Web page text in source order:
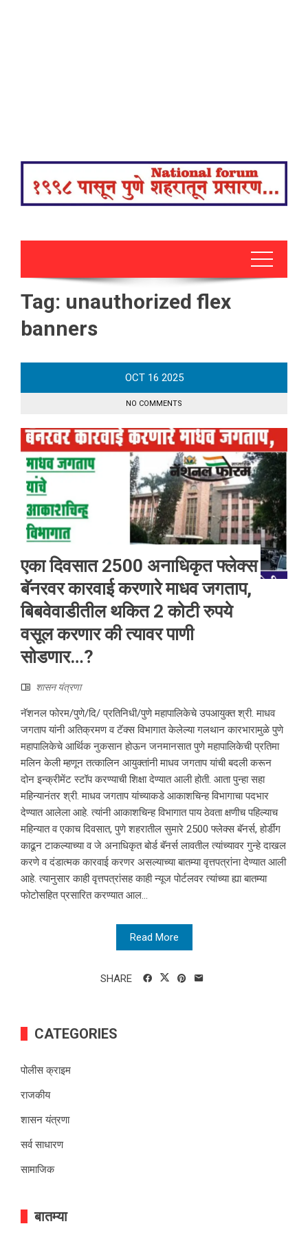
Tag: unauthorized flex
banners
OCT 16 2025
NO COMMENTS
एका दिवसात 2500 अनाधिकृत फ्लेक्स
बॅनरवर कारवाई करणारे माधव जगताप,
बिबवेवाडीतील थकित 2 कोटी रुपये
वसूल करणार की त्यावर पाणी
सोडणार…?
शासन यंत्रणा
नॅशनल फोरम/पुणे/दि/ प्रतिनिधी/पुणे महापालिकेचे उपआयुक्त श्री. माधव
जगताप यांनी अतिक्रमण व टॅक्स विभागात केलेल्या गलथान कारभारामुळे पुणे
महापालिकेचे आर्थिक नुकसान होऊन जनमानसात पुणे महापालिकेची प्रतिमा
मलिन केली म्हणून तत्कालिन आयुक्तांनी माधव जगताप यांची बदली करून
दोन इन्क्रीमेंट स्टॉप करण्याची शिक्षा देण्यात आली होती. आता पुन्हा सहा
महिन्यानंतर श्री. माधव जगताप यांच्याकडे आकाशचिन्ह विभागाचा पदभार
देण्यात आलेला आहे. त्यांनी आकाशचिन्ह विभागात पाय ठेवता क्षणीच पहिल्याच
महिन्यात व एकाच दिवसात, पुणे शहरातील सुमारे 2500 फ्लेक्स बॅनर्स, होर्डींग
काढून टाकल्याच्या व जे अनाधिकृत बोर्ड बॅनर्स लावतील त्यांच्यावर गुन्हे दाखल
करणे व दंडात्मक कारवाई करणर असल्याच्या बातम्या वृत्तपत्रांना देण्यात आली
आहे. त्यानुसार काही वृत्तपत्रांसह काही न्यूज पोर्टलवर त्यांच्या ह्या बातम्या
फोटोसहित प्रसारित करण्यात आल...
Read More
SHARE
CATEGORIES
पोलीस क्राइम
राजकीय
शासन यंत्रणा
सर्व साधारण
सामाजिक
बातम्या